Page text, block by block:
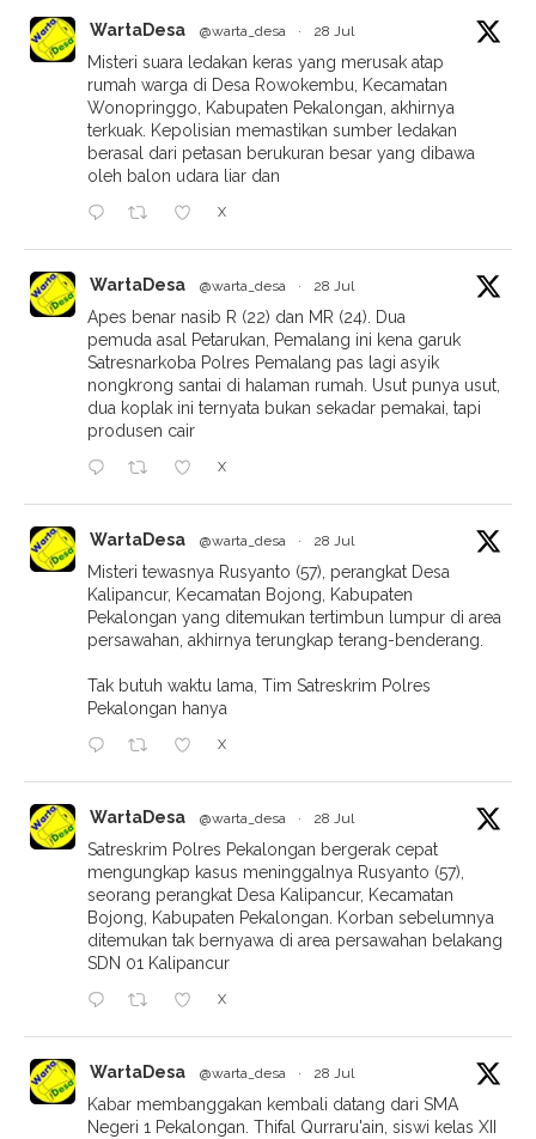
WartaDesa @warta_desa · 28 Jul
Misteri suara ledakan keras yang merusak atap
rumah warga di Desa Rowokembu, Kecamatan
Wonopringgo, Kabupaten Pekalongan, akhirnya
terkuak. Kepolisian memastikan sumber ledakan
berasal dari petasan berukuran besar yang dibawa
oleh balon udara liar dan
X
WartaDesa @warta_desa · 28 Jul
Apes benar nasib R (22) dan MR (24). Dua
pemuda asal Petarukan, Pemalang ini kena garuk
Satresnarkoba Polres Pemalang pas lagi asyik
nongkrong santai di halaman rumah. Usut punya usut,
dua koplak ini ternyata bukan sekadar pemakai, tapi
produsen cair
X
WartaDesa @warta_desa · 28 Jul
Misteri tewasnya Rusyanto (57), perangkat Desa
Kalipancur, Kecamatan Bojong, Kabupaten
Pekalongan yang ditemukan tertimbun lumpur di area
persawahan, akhirnya terungkap terang-benderang.
Tak butuh waktu lama, Tim Satreskrim Polres
Pekalongan hanya
X
WartaDesa @warta_desa · 28 Jul
Satreskrim Polres Pekalongan bergerak cepat
mengungkap kasus meninggalnya Rusyanto (57),
seorang perangkat Desa Kalipancur, Kecamatan
Bojong, Kabupaten Pekalongan. Korban sebelumnya
ditemukan tak bernyawa di area persawahan belakang
SDN 01 Kalipancur
X
WartaDesa @warta_desa · 28 Jul
Kabar membanggakan kembali datang dari SMA
Negeri 1 Pekalongan. Thifal Qurraru'ain, siswi kelas XII